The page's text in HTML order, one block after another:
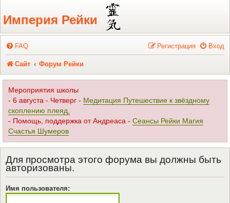
Регистрация
Империя Рейки
FAQ Вход
Регистрация
Сайт Форум Рейки
Мероприятия школы
- 6 августа - Четверг - Медитация Путешествие к звёздному
скоплению плеяд,
- Помощь, поддержка от Андреаса - Сеансы Рейки Магия
Счастья Шумеров
Для просмотра этого форума вы должны быть
авторизованы.
Имя пользователя: